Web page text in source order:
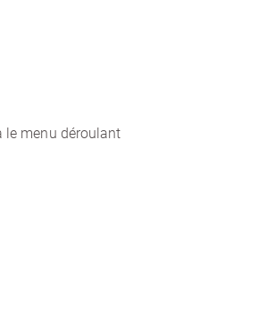
le menu déroulant